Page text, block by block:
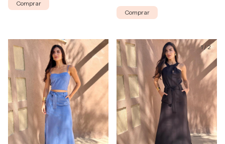
Comprar
Comprar
1/2